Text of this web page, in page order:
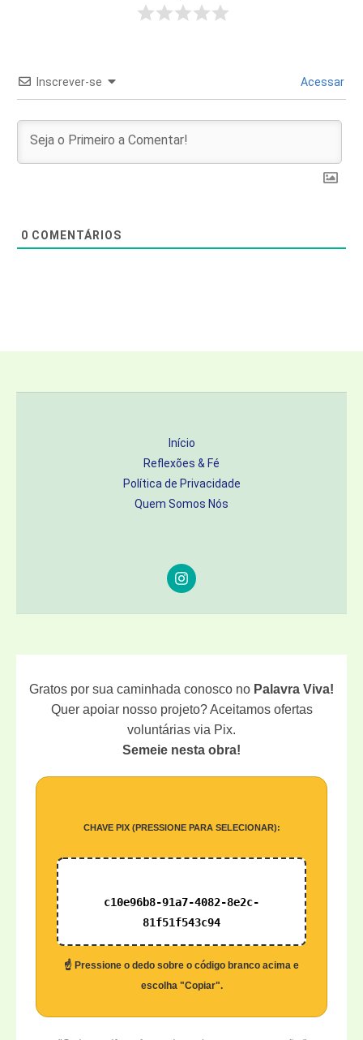
Inscrever-se Acessar
0 COMENTÁRIOS
Início
Reflexões & Fé
Política de Privacidade
Quem Somos Nós
Gratos por sua caminhada conosco no Palavra Viva!
Quer apoiar nosso projeto? Aceitamos ofertas
voluntárias via Pix.
Semeie nesta obra!
CHAVE PIX (PRESSIONE PARA SELECIONAR):
c10e96b8-91a7-4082-8e2c-
81f51f543c94
☝️ Pressione o dedo sobre o código branco acima e
escolha "Copiar".